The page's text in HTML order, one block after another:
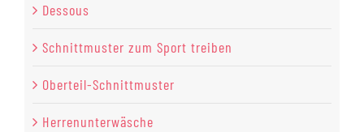
Dessous
Schnittmuster zum Sport treiben
Oberteil-Schnittmuster
Herrenunterwäsche